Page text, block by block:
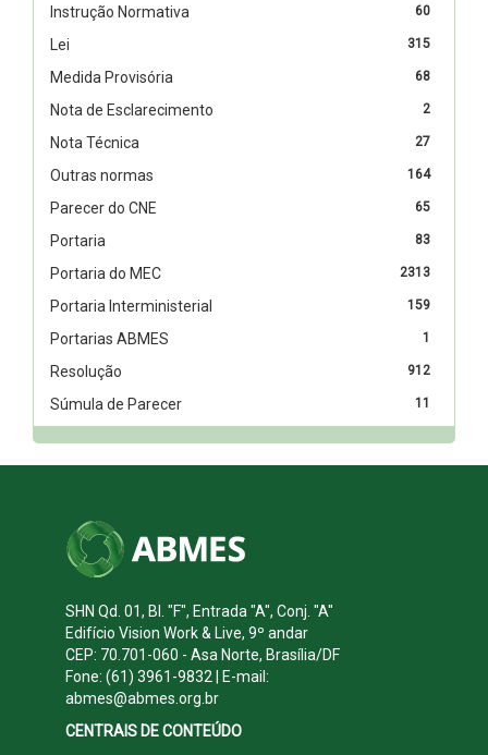
60
Instrução Normativa
315
Lei
68
Medida Provisória
2
Nota de Esclarecimento
27
Nota Técnica
164
Outras normas
65
Parecer do CNE
83
Portaria
2313
Portaria do MEC
159
Portaria Interministerial
1
Portarias ABMES
912
Resolução
11
Súmula de Parecer
SHN Qd. 01, Bl. "F", Entrada "A", Conj. "A"
Edifício Vision Work & Live, 9º andar
CEP: 70.701-060 - Asa Norte, Brasília/DF
Fone: (61) 3961-9832 | E-mail:
abmes@abmes.org.br
CENTRAIS DE CONTEÚDO